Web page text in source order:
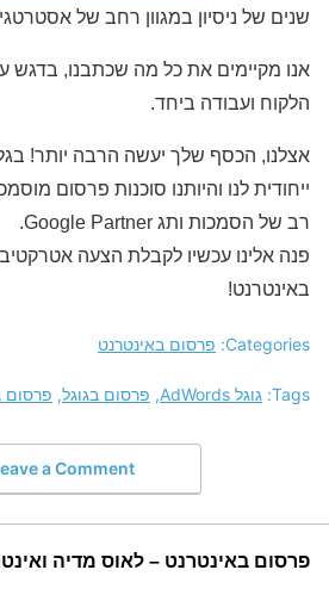
שנים של ניסיון במגוון רחב של
אנו מקיימים את כל מה שכתבנו, בדגש
הלקוח ועבודה ביחד.
אצלנו, הכסף שלך יעשה הרבה יותר!
ייחודית לנו והיותנו סוכנות פרסום
רב של הסמכות ותג Google Partner.
פנה אלינו עכשיו לקבלת הצעה
באינטרנט!
Categories: פרסום באינטרנט
Tags: גוגל AdWords , פרסום בגוגל, פרסום
a Comment
פרסום באינטרנט – לאוס מדיה